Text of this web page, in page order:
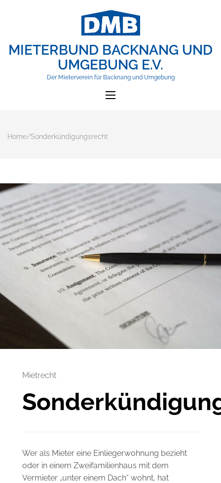
MIETERBUND BACKNANG UND
UMGEBUNG E.V.
Der Mieterverein für Backnang und Umgebung
Home/Sonderkündigungsrecht
Mietrecht
Wer als Mieter eine Einliegerwohnung bezieht
oder in einem Zweifamilienhaus mit dem
Vermieter „unter einem Dach“ wohnt, hat